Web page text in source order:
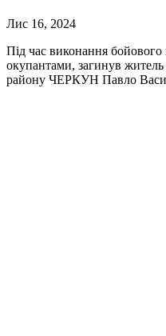
Лис 16, 2024
Під час виконання бойового
окупантами, загинув житель
району ЧЕРКУН Павло